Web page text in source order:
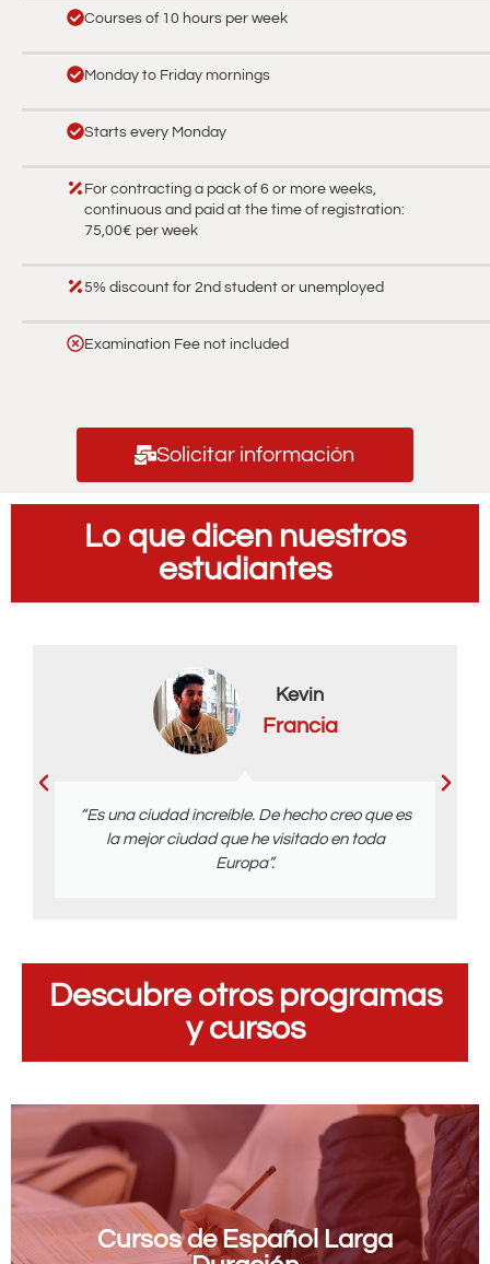
Courses of 10 hours per week
Monday to Friday mornings
Starts every Monday
For contracting a pack of 6 or more weeks,
continuous and paid at the time of registration:
75,00€ per week
5% discount for 2nd student or unemployed
Examination Fee not included
Solicitar información
Lo que dicen nuestros
estudiantes
“Es una ciudad increíble. De hecho creo que es
la mejor ciudad que he visitado en toda
Europa”.
Kevin
Francia
Descubre otros programas
y cursos
Cursos de Español Larga
Cursos de Español Larga Duración